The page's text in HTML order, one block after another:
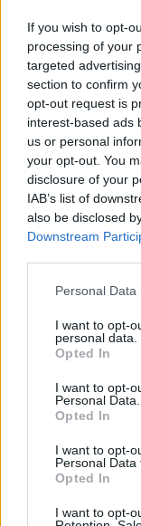
If you wish to opt-
processing of your
targeted
section to confirm
opt-out request is
interest-based ads
us or personal
your opt-out. You
disclosure of your
IAB’s list of
also be disclosed
Downstream
Please note that
not limited to your
grant or deny
use your data for
consent section.
Personal
I want to opt-
personal data.
Opted In
I want to opt-
Personal Data.
Opted In
I want to opt-
Personal Data
Opted In
I want to opt-
Viggo
Varyban
Viggo Mortensen
nemzetközi
Karlovy Varyban.
MŰVÉSZET
Nehéznek
kisebbek
Megváltozik a
szimbóluma és
MŰVÉSZET
Reisz Gábor
magyar rendező
színész és Sjón
versenyprogram